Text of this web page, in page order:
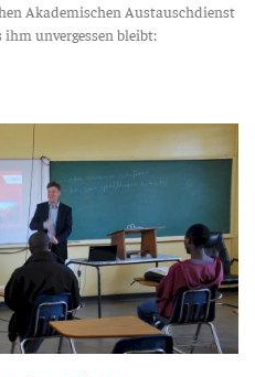
Aka­de­mi­schen Aus­tausch­dienst
unver­ges­sen bleibt: